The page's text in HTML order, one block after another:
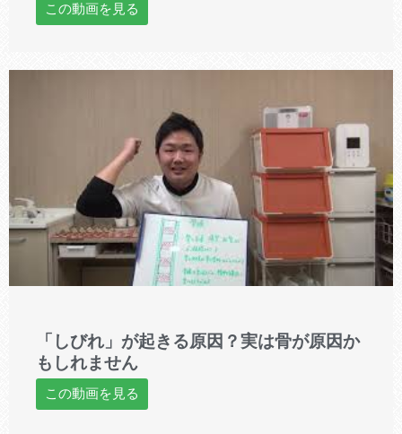
この動画を見る
「しびれ」が起きる原因？実は骨が原因か
もしれません
この動画を見る